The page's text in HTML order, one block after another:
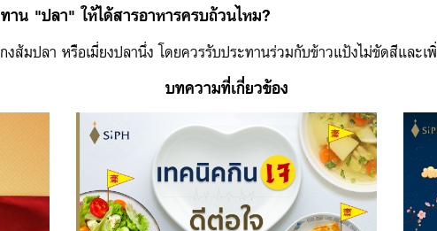
าน "ปลา" ให้ได้สารอาหารครบถ้วนไหม?
ส้มปลา หรือเมี่ยงปลานึ่ง โดยควรรับประทานร่วมกับข้าวแป้งไม่ขัดสีและเ
บทความที่เกี่ยวข้อง